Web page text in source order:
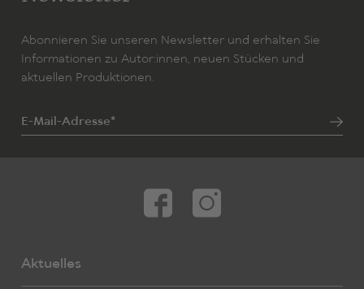
Interlinearübersetzung vonGregor Schreiner
Besetzung
Zum Stück
Aischylos
Der gefesselte Prometheus
Bearbeitet von
Abonnieren Sie unseren Newsletter und erhalten Sie
Informationen zu Autor:innen, neuen Stücken und
aktuellen Produktionen.
E-Mail-Adresse*
Aktuelles